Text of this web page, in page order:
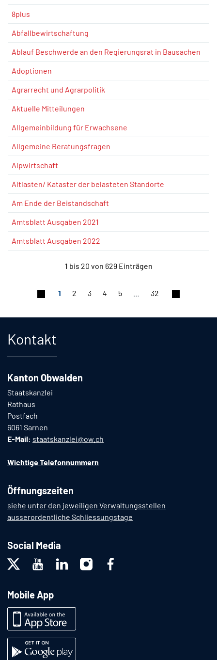
8plus
Abfallbewirtschaftung
Ablauf Beschwerde an den Regierungsrat in Bausachen
Adoptionen
Agrarrecht und Agrarpolitik
Aktuelle Mitteilungen
Allgemeinbildung für Erwachsene
Allgemeine Beratungsfragen
Alpwirtschaft
Altlasten/ Kataster der belasteten Standorte
Am Ende der Beistandschaft
Amtsblatt Ausgaben 2021
Amtsblatt Ausgaben 2022
1 bis 20 von 629 Einträgen
1 2 3 4 5 32
Kontakt
Kanton Obwalden
Staatskanzlei
Rathaus
Postfach
6061 Sarnen
E-Mail: staatskanzlei@ow.ch
Wichtige Telefonnummern
Öffnungszeiten
siehe unter den jeweiligen Verwaltungsstellen
ausserordentliche Schliessungstage
Social Media
Mobile App